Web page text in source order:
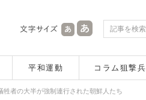
平和運動 コラム狙撃兵
者の大半が強制連行された朝鮮人たち